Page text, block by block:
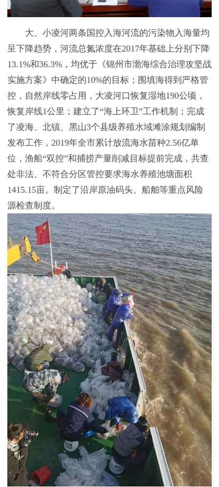
大、小凌河两条国控入海河流的污染物入海量均
呈下降趋势，河流总氮浓度在2017年基础上分别下降
13.1%和36.3%，均优于《锦州市渤海综合治理攻坚战
实施方案》中确定的10%的目标；围填海得到严格管
控，自然岸线零占用，大凌河口恢复湿地190公顷，
恢复岸线1公里；建立了“海上环卫”工作机制；完成
了凌海、北镇、黑山3个县级养殖水域滩涂规划编制
发布工作，2019年全市累计放流海水苗种2.56亿单
位，渔船“双控”和捕捞产量削减目标提前完成，共查
处非法、不符合分区管控要求海水养殖池塘面积
1415.15亩。制定了沿岸原油码头、船舶等重点风险
源检查制度。